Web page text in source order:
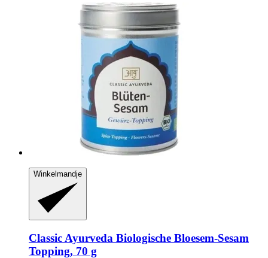
Winkelmandje
Classic Ayurveda Biologische Bloesem-​Sesam
Topping, 70 g